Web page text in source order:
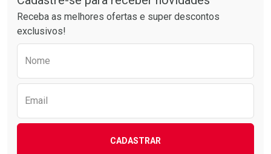
Comprar sem Desconto
Comprar sem Desconto
Comprar sem Desconto
Comprar sem Desconto
Receba as melhores ofertas e super descontos
exclusivos!
Nome
Email
CADASTRAR